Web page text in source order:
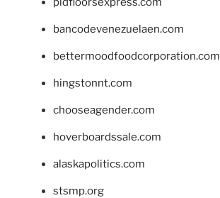
bancodevenezuelaen.com
bettermoodfoodcorporation.com
hingstonnt.com
chooseagender.com
hoverboardssale.com
alaskapolitics.com
stsmp.org